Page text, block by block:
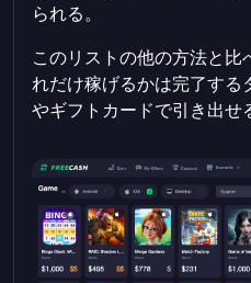
られる。
このリストの他の方法と
れだけ稼げるかは完了する
やギフトカードで引き出せ